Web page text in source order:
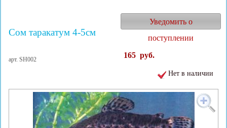
Сом таракатум 4-5см
арт. SH002
Уведомить о
поступлении
165 руб.
Нет в наличии